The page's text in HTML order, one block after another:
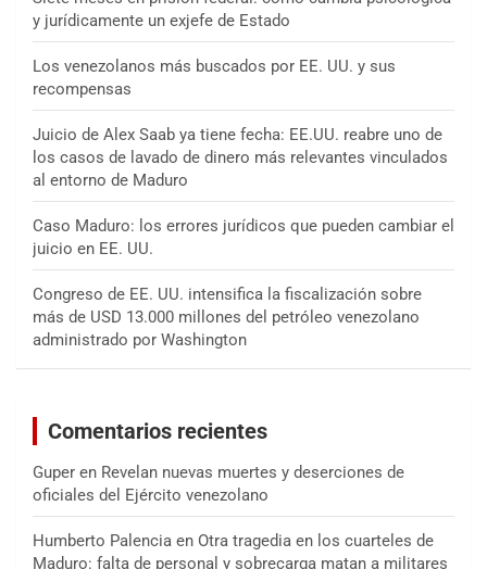
y jurídicamente un exjefe de Estado
Los venezolanos más buscados por EE. UU. y sus
recompensas
Juicio de Alex Saab ya tiene fecha: EE.UU. reabre uno de
los casos de lavado de dinero más relevantes vinculados
al entorno de Maduro
Caso Maduro: los errores jurídicos que pueden cambiar el
juicio en EE. UU.
Congreso de EE. UU. intensifica la fiscalización sobre
más de USD 13.000 millones del petróleo venezolano
administrado por Washington
Comentarios recientes
Guper en Revelan nuevas muertes y deserciones de
oficiales del Ejército venezolano
Humberto Palencia en Otra tragedia en los cuarteles de
Maduro: falta de personal y sobrecarga matan a militares